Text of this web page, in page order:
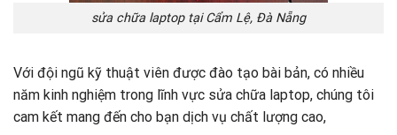
sửa chữa laptop tại Cẩm Lệ, Đà Nẵng
Với đội ngũ kỹ thuật viên được đào tạo bài bản, có nhiều
năm kinh nghiệm trong lĩnh vực sửa chữa laptop, chúng tôi
cam kết mang đến cho bạn dịch vụ chất lượng cao,